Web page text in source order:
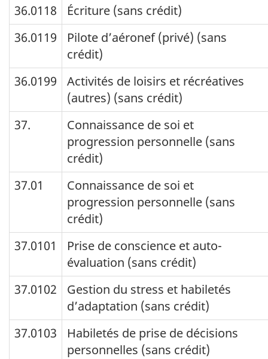
36.0118
Écriture (sans crédit)
36.0119
Pilote d’aéronef (privé) (sans
crédit)
36.0199
Activités de loisirs et récréatives
(autres) (sans crédit)
37.
Connaissance de soi et
progression personnelle (sans
crédit)
37.01
Connaissance de soi et
progression personnelle (sans
crédit)
37.0101
Prise de conscience et auto-
évaluation (sans crédit)
37.0102
Gestion du stress et habiletés
d’adaptation (sans crédit)
37.0103
Habiletés de prise de décisions
personnelles (sans crédit)